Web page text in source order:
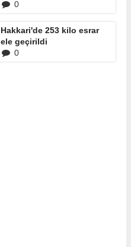
0
Hakkari'de 253 kilo esrar
ele geçirildi
0